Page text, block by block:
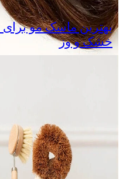
بهترین ماسک مو
خشک و وز